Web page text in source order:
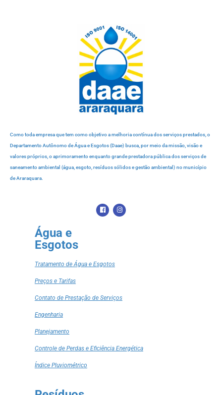
Como toda empresa que tem como objetivo a melhoria contínua dos serviços prestados, o
Departamento Autônomo de Água e Esgotos (Daae) busca, por meio da missão, visão e
valores próprios, o aprimoramento enquanto grande prestadora pública dos serviços de
saneamento ambiental (água, esgoto, resíduos sólidos e gestão ambiental) no município
de Araraquara.
Água e
Esgotos
Tratamento de Água e Esgotos
Preços e Tarifas
Contato de Prestação de Serviços
Engenharia
Planejamento
Controle de Perdas e Eficiência Energética
Índice Pluviométrico